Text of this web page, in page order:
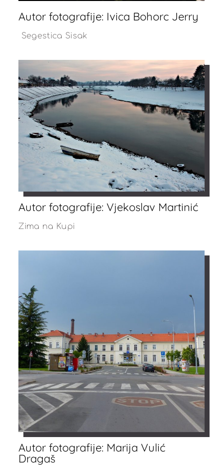
Autor fotografije: Ivica Bohorc Jerry
Segestica Sisak
Autor fotografije: Vjekoslav Martinić
Zima na Kupi
Autor fotografije: Marija Vulić
Dragaš